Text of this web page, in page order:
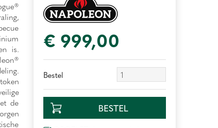
€ 999,00
Bestel
is.
de